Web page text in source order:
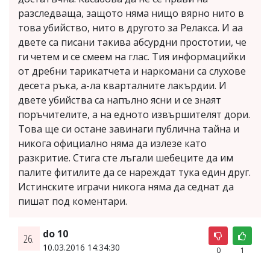
разследваща, защото няма нищо вярно нито в
това убийство, нито в другото за Релакса. И аа
двете са писани такива абсурдни простотии, че
ги четем и се смеем на глас. Тия информацийки
от дребни тарикатчета и наркомани са слухове
десета ръка, а-ла кварталните лакърдии. И
двете убийства са напълно ясни и се знаят
поръчителите, а на едното извършителят дори.
Това ще си остане завинаги публична тайна и
никога официално няма да излезе като
разкритие. Стига сте лъгали шебеците да им
палите фитилите да се нареждат тука един друг.
Истинските играчи никога няма да седнат да
пишат под коментари.
26. do 10
10.03.2016 14:34:30 0 1